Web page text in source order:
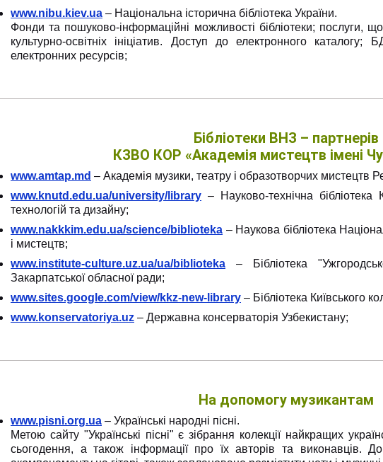
www.nibu.kiev.ua – Національна історична бібліотека України.
Фонди та пошуково-інформаційні можливості бібліотеки; послуги,
культурно-освітніх ініціатив. Доступ до електронного каталогу;
електронних ресурсів;
Бібліотеки ВНЗ – партнерів
КЗВО КОР «Академія мистецтв імені
www.amtap.md – Академія музики, театру і образотворчих мистецтв
www.knutd.edu.ua/university/library – Науково-технічна бібліотека
технологій та дизайну;
www.nakkkim.edu.ua/science/biblioteka – Наукова бібліотека
і мистецтв;
www.institute-culture.uz.ua/ua/biblioteka – Бібліотека
Закарпатської обласної ради;
www.sites.google.com/view/kkz-new-library – Бібліотека Київського
www.konservatoriya.uz – Державна консерваторія Узбекистану;
На допомогу музикантам
www.pisni.org.ua – Українські народні пісні.
Метою сайту "Українські пісні" є зібрання колекції найкращих
сьогодення, а також інформації про їх авторів та виконавців.